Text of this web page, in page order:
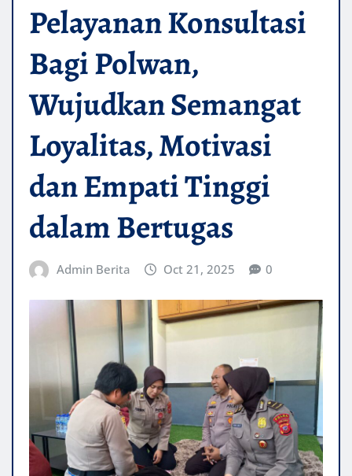
Pelayanan Konsultasi
Bagi Polwan,
Wujudkan Semangat
Loyalitas, Motivasi
dan Empati Tinggi
dalam Bertugas
Admin Berita Oct 21, 2025 0